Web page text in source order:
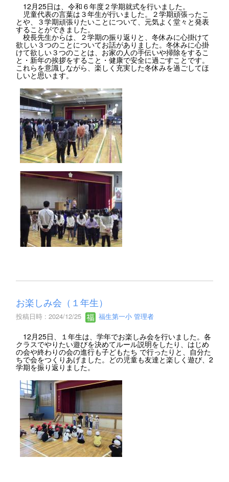
12月25日は、令和６年度２学期就式を行いました。
児童代表の言葉は３年生が行いました。２学期頑張ったこ
とや、３学期頑張りたいことについて、元気よく堂々と発表
することができました。
校長先生からは、２学期の振り返りと、冬休みに心掛けて
欲しい３つのことについてお話がありました。冬休みに心掛
けて欲しい３つのことは、お家の人の手伝いや掃除をするこ
と・新年の挨拶をすること・健康で安全に過ごすことです。
これらを意識しながら、楽しく充実した冬休みを過ごしてほ
しいと思います。
お楽しみ会（１年生）
投稿日時 : 2024/12/25 福生第一小 管理者
12月25日、１年生は、学年でお楽しみ会を行いました。各
クラスでやりたい遊びを決めてルール説明をしたり、はじめ
の会や終わりの会の進行も子どもたち で行ったりと、自分た
ちで会をつくりあげました。どの児童も友達と楽しく遊び、2
学期を振り返りました。